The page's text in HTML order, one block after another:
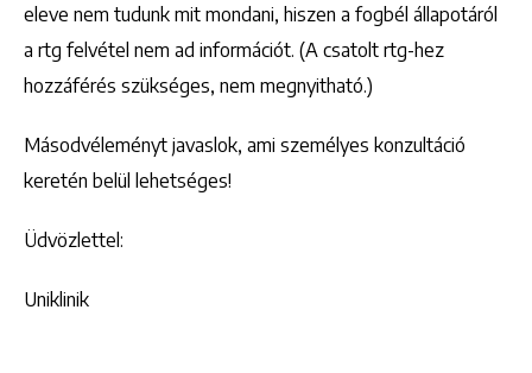
eleve nem tudunk mit mondani, hiszen a fogbél állapotáról
a rtg felvétel nem ad információt. (A csatolt rtg-hez
hozzáférés szükséges, nem megnyitható.)
Másodvéleményt javaslok, ami személyes konzultáció
keretén belül lehetséges!
Üdvözlettel:
Uniklinik